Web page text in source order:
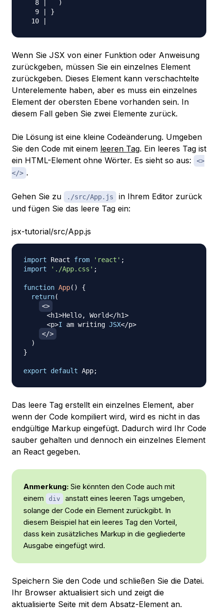
   8 |   )
   9 | }
Wenn Sie JSX von einer Funktion oder Anweisung
zurückgeben, müssen Sie ein einzelnes Element
zurückgeben. Dieses Element kann verschachtelte
Unterelemente haben, aber es muss ein einzelnes
Element der obersten Ebene vorhanden sein. In
diesem Fall geben Sie zwei Elemente zurück.
Die Lösung ist eine kleine Codeänderung. Umgeben
Sie den Code mit einem leeren Tag. Ein leeres Tag ist
ein HTML-Element ohne Wörter. Es sieht so aus:
<>
</> .
Gehen Sie zu ./src/App.js
in Ihrem Editor zurück
und fügen Sie das leere Tag ein:
jsx-tutorial/src/App.js
import React from 'react' ;
import
'./App.css' ;
function App( )
{
return(
<>
<h1>Hello, World</h1>
<p>I am writing JSX</p>
</>
)
}
export default App;
Das leere Tag erstellt ein einzelnes Element, aber
wenn der Code kompiliert wird, wird es nicht in das
endgültige Markup eingefügt. Dadurch wird Ihr Code
sauber gehalten und dennoch ein einzelnes Element
an React gegeben.
Anmerkung: Sie könnten den Code auch mit
einem
div
anstatt eines leeren Tags umgeben,
solange der Code ein Element zurückgibt. In
diesem Beispiel hat ein leeres Tag den Vorteil,
dass kein zusätzliches Markup in die gegliederte
Ausgabe eingefügt wird.
Speichern Sie den Code und schließen Sie die Datei.
Ihr Browser aktualisiert sich und zeigt die
aktualisierte Seite mit dem Absatz-Element an.